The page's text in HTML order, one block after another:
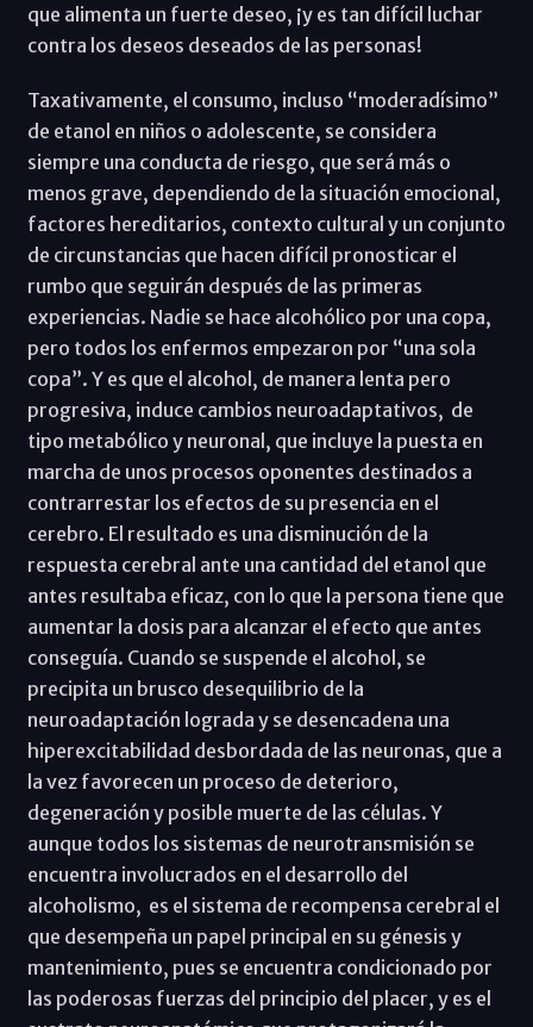
que alimenta un fuerte deseo, ¡y es tan difícil luchar
contra los deseos deseados de las personas!
Taxativamente, el consumo, incluso “moderadísimo”
de etanol en niños o adolescente, se considera
siempre una conducta de riesgo, que será más o
menos grave, dependiendo de la situación emocional,
factores hereditarios, contexto cultural y un conjunto
de circunstancias que hacen difícil pronosticar el
rumbo que seguirán después de las primeras
experiencias. Nadie se hace alcohólico por una copa,
pero todos los enfermos empezaron por “una sola
copa”. Y es que el alcohol, de manera lenta pero
progresiva, induce cambios neuroadaptativos, de
tipo metabólico y neuronal, que incluye la puesta en
marcha de unos procesos oponentes destinados a
contrarrestar los efectos de su presencia en el
cerebro. El resultado es una disminución de la
respuesta cerebral ante una cantidad del etanol que
antes resultaba eficaz, con lo que la persona tiene que
aumentar la dosis para alcanzar el efecto que antes
conseguía. Cuando se suspende el alcohol, se
precipita un brusco desequilibrio de la
neuroadaptación lograda y se desencadena una
hiperexcitabilidad desbordada de las neuronas, que a
la vez favorecen un proceso de deterioro,
degeneración y posible muerte de las células. Y
aunque todos los sistemas de neurotransmisión se
encuentra involucrados en el desarrollo del
alcoholismo, es el sistema de recompensa cerebral el
que desempeña un papel principal en su génesis y
mantenimiento, pues se encuentra condicionado por
las poderosas fuerzas del principio del placer, y es el